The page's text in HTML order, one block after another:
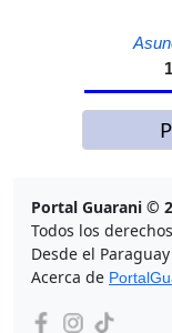
Portal Guarani ©
Todos los
Desde el
Acerca de